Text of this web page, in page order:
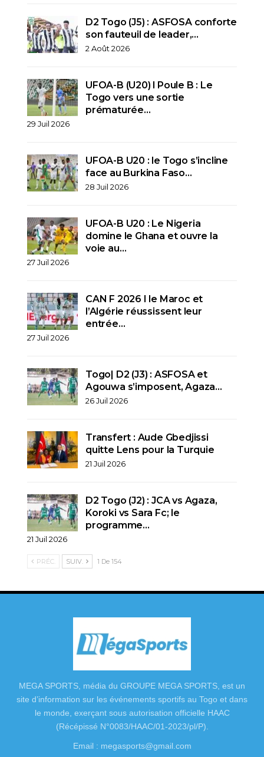
D2 Togo (J5) : ASFOSA conforte
son fauteuil de leader,…
2 Août 2026
UFOA-B (U20) l Poule B : Le
Togo vers une sortie
prématurée…
29 Juil 2026
UFOA-B U20 : le Togo s’incline
face au Burkina Faso…
28 Juil 2026
UFOA-B U20 : Le Nigeria
domine le Ghana et ouvre la
voie au…
27 Juil 2026
CAN F 2026 I le Maroc et
l’Algérie réussissent leur
entrée…
27 Juil 2026
Togo| D2 (J3) : ASFOSA et
Agouwa s’imposent, Agaza…
26 Juil 2026
Transfert : Aude Gbedjissi
quitte Lens pour la Turquie
21 Juil 2026
D2 Togo (J2) : JCA vs Agaza,
Koroki vs Sara Fc; le
programme…
21 Juil 2026
PRÉC. SUIV. 1 De 154
MEGA SPORTS, média du GROUPE MEGA SPORTS, est un
site d’information sur les événements sportifs au Togo et dans
le monde, exerçant sous autorisation officielle HAAC
(Récépissé N°0083/HAAC/01-2023/pl/P).
Email : megasports@gmail.com